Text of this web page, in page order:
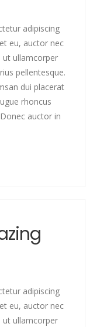
adipiscing
eu, auctor nec
ut ullamcorper
pellentesque.
dui placerat
rhoncus
auctor in
adipiscing
eu, auctor nec
ut ullamcorper